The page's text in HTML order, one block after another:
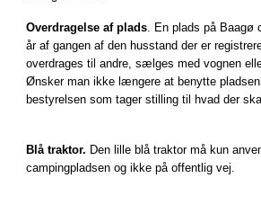
Overdragelse af plads. En plads på Baagø
år af gangen af den husstand der er
overdrages til andre, sælges med vognen
Ønsker man ikke længere at benytte pladsen
bestyrelsen som tager stilling til hvad der
Blå traktor. Den lille blå traktor må kun
campingpladsen og ikke på offentlig vej.